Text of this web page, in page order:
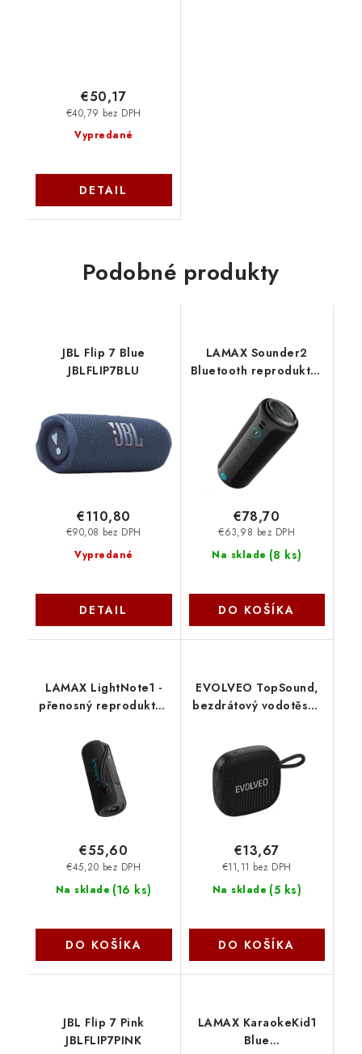
Vypredané
€40,79 bez DPH
€50,17
DETAIL
Podobné produkty
JBL Flip 7 Blue
JBLFLIP7BLU
Vypredané
€90,08 bez DPH
€110,80
DETAIL
LAMAX Sounder2
Bluetooth reproduktor
Na sklade (8 ks)
€63,98 bez DPH
€78,70
DO KOŠÍKA
LAMAX LightNote1 -
přenosný reproduktor
Lamax
Na sklade (16 ks)
€45,20 bez DPH
€55,60
DO KOŠÍKA
EVOLVEO TopSound,
bezdrátový vodotěsný
s rádiem, černý
TOPSOUND-BK Evolveo
Na sklade (5 ks)
€11,11 bez DPH
€13,67
DO KOŠÍKA
JBL Flip 7 Pink
JBLFLIP7PINK
LAMAX KaraokeKid1
Blue